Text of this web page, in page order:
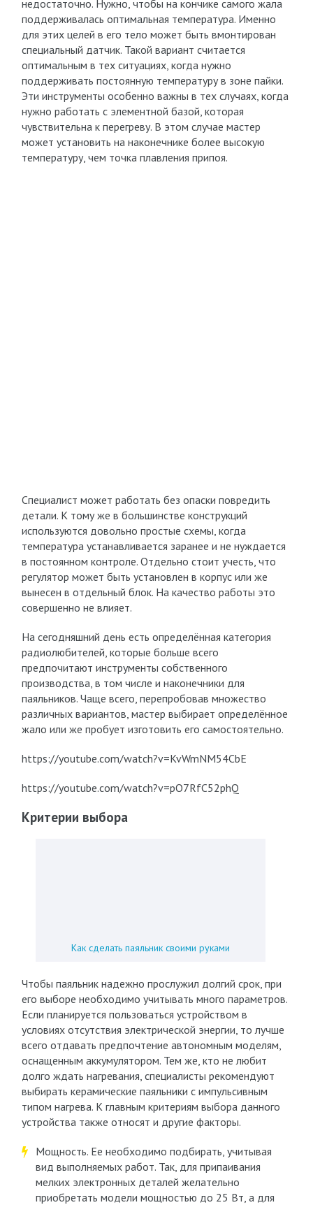
недостаточно. Нужно, чтобы на кончике самого жала
поддерживалась оптимальная температура. Именно
для этих целей в его тело может быть вмонтирован
специальный датчик. Такой вариант считается
оптимальным в тех ситуациях, когда нужно
поддерживать постоянную температуру в зоне пайки.
Эти инструменты особенно важны в тех случаях, когда
нужно работать с элементной базой, которая
чувствительна к перегреву. В этом случае мастер
может установить на наконечнике более высокую
температуру, чем точка плавления припоя.
Специалист может работать без опаски повредить
детали. К тому же в большинстве конструкций
используются довольно простые схемы, когда
температура устанавливается заранее и не нуждается
в постоянном контроле. Отдельно стоит учесть, что
регулятор может быть установлен в корпус или же
вынесен в отдельный блок. На качество работы это
совершенно не влияет.
На сегодняшний день есть определённая категория
радиолюбителей, которые больше всего
предпочитают инструменты собственного
производства, в том числе и наконечники для
паяльников. Чаще всего, перепробовав множество
различных вариантов, мастер выбирает определённое
жало или же пробует изготовить его самостоятельно.
https://youtube.com/watch?v=KvWmNM54CbE
https://youtube.com/watch?v=pO7RfC52phQ
Критерии выбора
Как сделать паяльник своими руками
Чтобы паяльник надежно прослужил долгий срок, при
его выборе необходимо учитывать много параметров.
Если планируется пользоваться устройством в
условиях отсутствия электрической энергии, то лучше
всего отдавать предпочтение автономным моделям,
оснащенным аккумулятором. Тем же, кто не любит
долго ждать нагревания, специалисты рекомендуют
выбирать керамические паяльники с импульсивным
типом нагрева. К главным критериям выбора данного
устройства также относят и другие факторы.
Мощность. Ее необходимо подбирать, учитывая
вид выполняемых работ. Так, для припаивания
мелких электронных деталей желательно
приобретать модели мощностью до 25 Вт, а для